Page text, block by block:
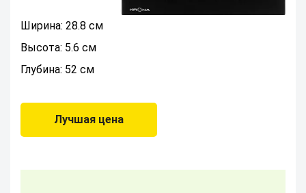
Ширина: 28.8 см
Высота: 5.6 см
Глубина: 52 см
Лучшая цена